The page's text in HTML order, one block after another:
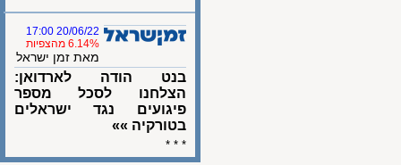
20/06/22 17:00
6.14% מהצפיות
מאת זמן ישראל
בנט הודה לארדואן:
הצלחנו לסכל מספר
פיגועים נגד ישראלים
בטורקיה »»
* * *